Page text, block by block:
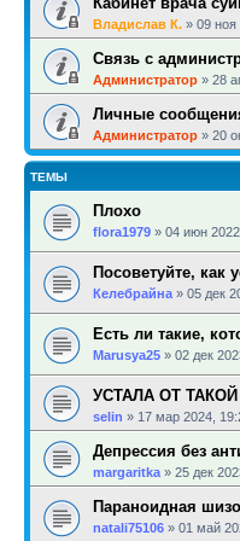
Владислав К. » 09 ноя
Связь с
Администратор » 28
Личные
Администратор » 20
ТЕМЫ
Плохо
flora1979 » 04 июн
Посоветуйте, как
Келебрайна » 05 дек
Есть ли такие,
Marusya25 » 02 дек
УСТАЛА ОТ
selin » 17 мар 2024,
Депрессия без
margaritka » 25 дек
Параноидная
natali75106 » 01 май